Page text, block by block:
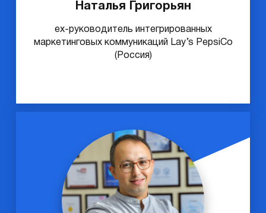
Наталья Григорьян
ex-руководитель интегрированных
маркетинговых коммуникаций Lay’s PepsiCo
(Россия)